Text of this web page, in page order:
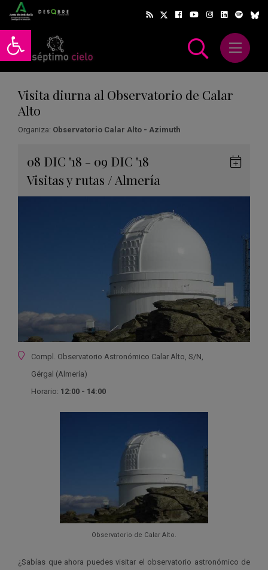
Abrir barra de herramientas
Abrir
Visita diurna al Observatorio de Calar
Alto
Organiza: Observatorio Calar Alto - Azimuth
08 DIC '18 - 09 DIC '18
Visitas y rutas / Almería
Ubicación
Compl. Observatorio Astronómico Calar Alto, S/N,
Gérgal (Almería)
Horario: 12:00 - 14:00
Observatorio de Calar Alto.
¿Sabías que ahora puedes visitar el observatorio astronómico de